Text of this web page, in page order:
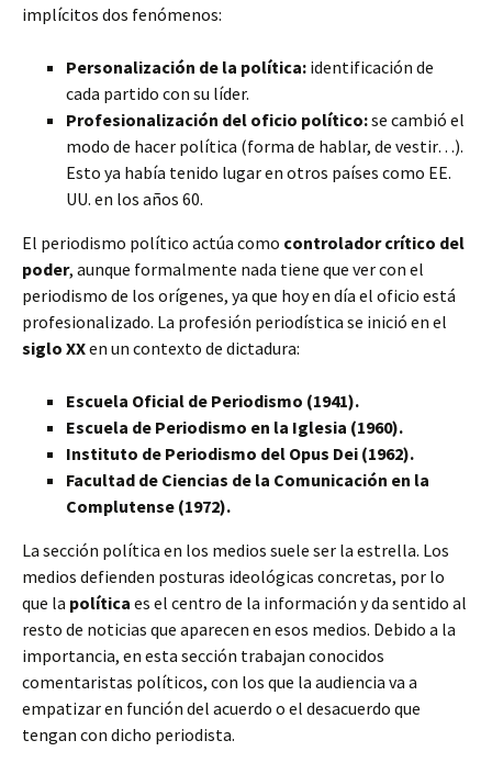
implícitos dos fenómenos:
Personalización de la política: identificación de
cada partido con su líder.
Profesionalización del oficio político:se cambió el
modo de hacer política (forma de hablar, de vestir…).
Esto ya había tenido lugar en otros países como EE.
UU. en los años 60.
El periodismo político actúa como controlador crítico del
poder, aunque formalmente nada tiene que ver con el
periodismo de los orígenes, ya que hoy en día el oficio está
profesionalizado. La profesión periodística se inició en el
siglo XXen un contexto de dictadura:
Escuela Oficial de Periodismo (1941).
Escuela de Periodismo en la Iglesia (1960).
Instituto de Periodismo del Opus Dei (1962).
Facultad de Ciencias de la Comunicación en la
Complutense (1972).
La sección política en los medios suele ser la estrella. Los
medios defienden posturas ideológicas concretas, por lo
que la política es el centro de la información y da sentido al
resto de noticias que aparecen en esos medios. Debido a la
importancia, en esta sección trabajan conocidos
comentaristas políticos, con los que la audiencia va a
empatizar en función del acuerdo o el desacuerdo que
tengan con dicho periodista.